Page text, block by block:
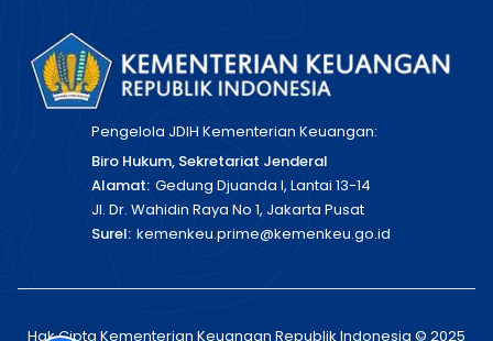
Pengelola JDIH Kementerian Keuangan:
Biro Hukum, Sekretariat Jenderal
Alamat: Gedung Djuanda I, Lantai 13-14
Jl. Dr. Wahidin Raya No 1, Jakarta Pusat
Surel: kemenkeu.prime@kemenkeu.go.id
Hak Cipta Kementerian Keuangan Republik Indonesia © 2025